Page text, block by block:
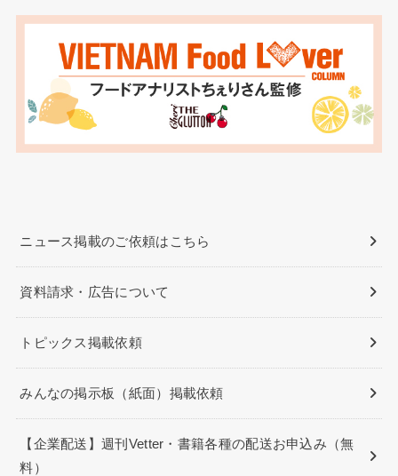
ニュース掲載のご依頼はこちら
資料請求・広告について
トピックス掲載依頼
みんなの掲示板（紙面）掲載依頼
【企業配送】週刊Vetter・書籍各種の配送お申込み（無
料）